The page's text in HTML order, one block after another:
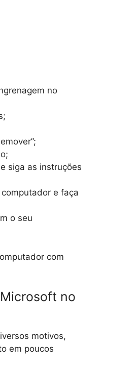
no
siga as instruções
e faça
o seu
com
no
motivos,
em poucos